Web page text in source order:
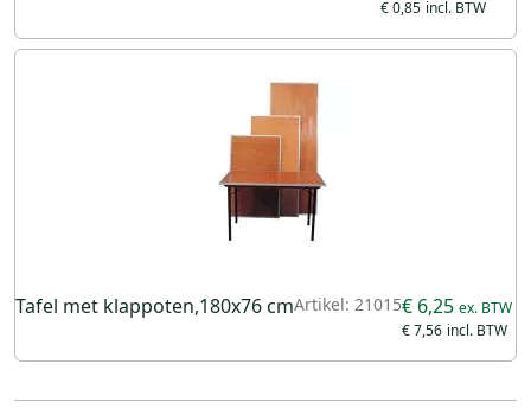
€ 0,85
Tafel met klappoten,180x76 cmArtikel: 21015
€ 7,56
€ 6,25